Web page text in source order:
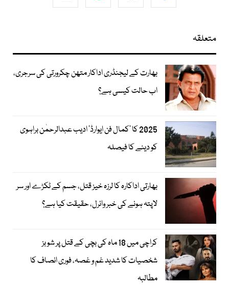
متعلقہ
بھارت کے لیجنڈری اداکار متھن چکرورتی کی سرجری،
اب حالت کیسی ہے؟
2025 کا ’کمال فن ایوارڈ‘ ادیب عبدالرحمٰن براہوی
کو دینے کا فیصلہ
بھارتی اداکارہ کا لرزہ خیز قتل، جسم کے ٹکڑے اور سر
لاپتہ ہونے کی خبر وائرل، حقیقت کیا ہے؟
کراچی میں 18 ماہ کی بچی کے قتل پر شوبز
شخصیات کا شدید غم و غصہ، فوری انصاف کا
مطالبہ